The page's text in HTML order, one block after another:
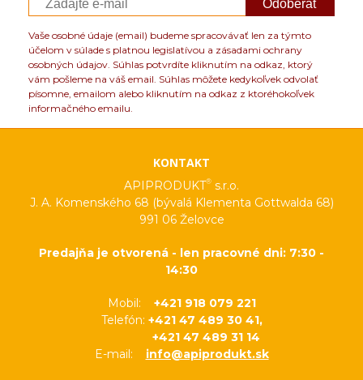
Odoberať
Vaše osobné údaje (email) budeme spracovávať len za týmto
účelom v súlade s platnou legislatívou a zásadami ochrany
osobných údajov. Súhlas potvrdíte kliknutím na odkaz, ktorý
vám pošleme na váš email. Súhlas môžete kedykoľvek odvolať
písomne, emailom alebo kliknutím na odkaz z ktoréhokoľvek
informačného emailu.
KONTAKT
APIPRODUKT® s.r.o.
J. A. Komenského 68 (bývalá Klementa Gottwalda 68)
991 06 Želovce
Predajňa je otvorená - len pracovné dni: 7:30 -
14:30
Mobil: +421 918 079 221
Telefón: +421 47 489 30 41,
+421 47 489 31 14
E-mail: info@apiprodukt.sk